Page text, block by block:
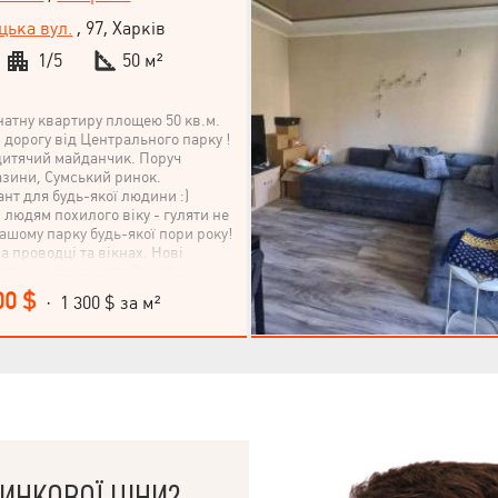
вул. , 97, Харків
1/5
50 м²
квартиру площею 50 кв.м.
від Центрального парку !
майданчик. Поруч
Сумський ринок.
для будь-якої людини :)
похилого віку - гуляти не
парку будь-якої пори року!
проводці та вікнах. Нові
та диван теж можна
розсуд. Гарний варіант під
$ · 1 300 $ за м²